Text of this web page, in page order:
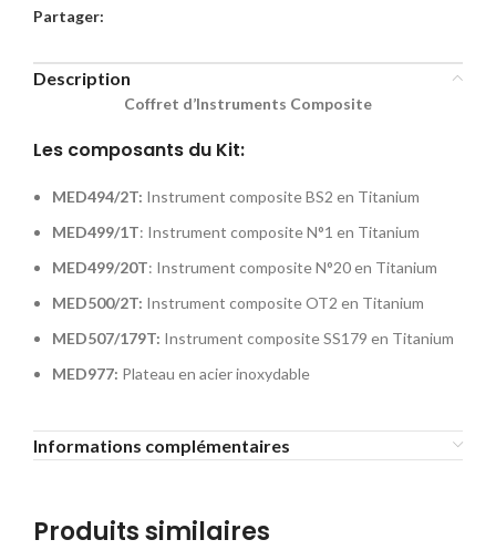
Partager:
Description
Coffret d’Instruments Composite
Les composants du Kit:
MED494/2T: Instrument composite BS2 en Titanium
MED499/1T: Instrument composite N°1 en Titanium
MED499/20T: Instrument composite N°20 en Titanium
MED500/2T: Instrument composite OT2 en Titanium
MED507/179T: Instrument composite SS179 en Titanium
MED977: Plateau en acier inoxydable
Informations complémentaires
Produits similaires